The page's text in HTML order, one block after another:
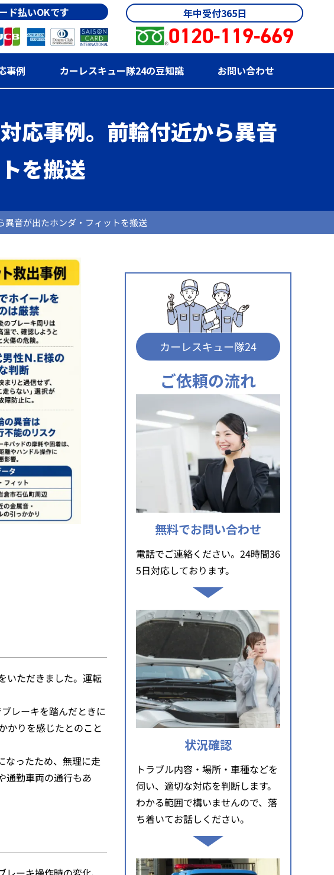
ド払いOKです 年中受付365日
0120-119-669
事例 カーレスキュー隊24の豆知識 お問い合わせ
応事例。前輪付近から異音
を搬送
異音が出たホンダ・フィットを搬送
いただきました。運転
レーキを踏んだときに
かりを感じたとのこと
なったため、無理に走
通勤車両の通行もあ
カーレスキュー隊24
ご依頼の流れ
無料でお問い合わせ
電話でご連絡ください。24時間36
5日対応しております。
状況確認
トラブル内容・場所・車種などを
伺い、適切な対応を判断します。
わかる範囲で構いませんので、落
ち着いてお話しください。